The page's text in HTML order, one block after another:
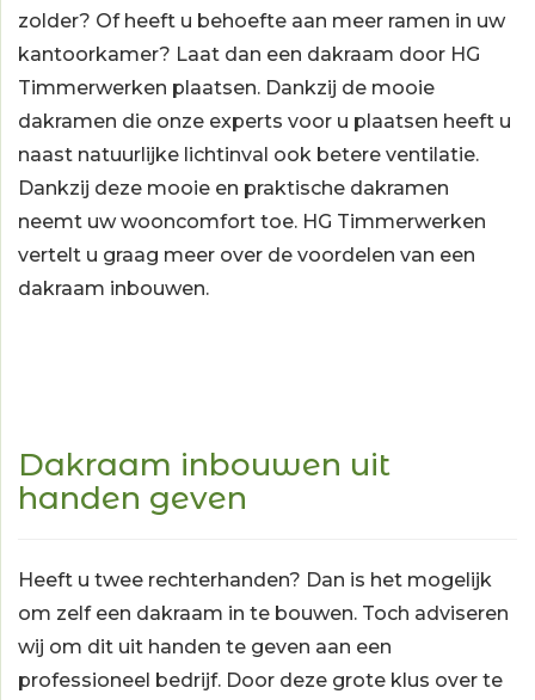
zolder? Of heeft u behoefte aan meer ramen in uw
kantoorkamer? Laat dan een dakraam door HG
Timmerwerken plaatsen. Dankzij de mooie
dakramen die onze experts voor u plaatsen heeft u
naast natuurlijke lichtinval ook betere ventilatie.
Dankzij deze mooie en praktische dakramen
neemt uw wooncomfort toe. HG Timmerwerken
vertelt u graag meer over de voordelen van een
dakraam inbouwen.
Dakraam inbouwen uit
handen geven
Heeft u twee rechterhanden? Dan is het mogelijk
om zelf een dakraam in te bouwen. Toch adviseren
wij om dit uit handen te geven aan een
professioneel bedrijf. Door deze grote klus over te